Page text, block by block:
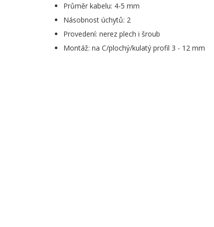
Průměr kabelu: 4-5 mm
Násobnost úchytů: 2
Provedení: nerez plech i šroub
Montáž: na C/plochý/kulatý profil 3 - 12 mm